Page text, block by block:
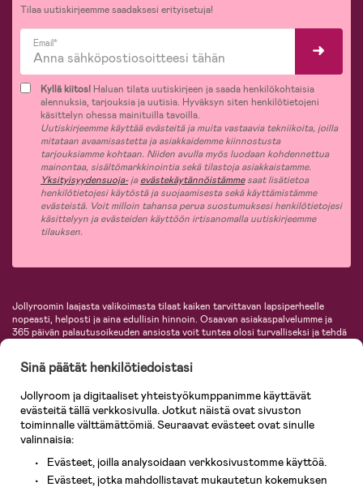
Tilaa uutiskirjeemme saadaksesi erityisetuja!
Email*
Kyllä kiitos! Haluan tilata uutiskirjeen ja saada henkilökohtaisia
alennuksia, tarjouksia ja uutisia. Hyväksyn siten henkilötietojeni
käsittelyn ohessa mainituilla tavoilla.
Uutiskirjeemme käyttää evästeitä ja muita vastaavia tekniikoita, joilla
mitataan avaamisastetta ja asiakkaidemme kiinnostusta
tarjouksiamme kohtaan. Niiden avulla myös luodaan kohdennettua
mainontaa, sisältömarkkinointia sekä tilastoja asiakkaistamme.
Yksityisyydensuoja-jaevästekäytännöistämmesaat lisätietoa
henkilötietojesi käytöstä ja suojaamisesta sekä käyttämistämme
evästeistä. Voit milloin tahansa perua suostumuksesi henkilötietojesi
käsittelyyn ja evästeiden käyttöön irtisanomalla uutiskirjeemme
tilauksen.
Jollyroomin laajasta valikoimasta tilaat kaiken tarvittavan lapsiperheelle
nopeasti, helposti ja aina edullisin hinnoin. Osaavan asiakaspalvelumme ja
365 päivän palautusoikeuden ansiosta voit tuntea olosi turvalliseksi ja tehdä
vaatteet vauvoille ja lapsille, inspiroivia sisustustuotteita lastenhuoneeseen,
lastentarvikkeita sekä paljon muuta. Meiltä löydät lukuisia tunnettuja
KidKraft, Ergobaby, Philips Avent, Neonate, Cybex, LEGO ja monia muita!
Tervetuloa shoppailemaan Pohjoismaiden suurimpaan lastentarvikkeiden
verkkokauppaan!
Sinä päätät henkilötiedoistasi
Jollyroom ja digitaaliset yhteistyökumppanimme käyttävät
evästeitä tällä verkkosivulla. Jotkut näistä ovat sivuston
toiminnalle välttämättömiä. Seuraavat evästeet ovat sinulle
valinnaisia:
Evästeet, joilla analysoidaan verkkosivustomme käyttöä.
Evästeet, jotka mahdollistavat mukautetun kokemuksen